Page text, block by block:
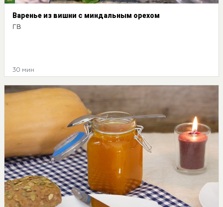
Варенье из вишни с миндальным орехом
ГВ
30 мин